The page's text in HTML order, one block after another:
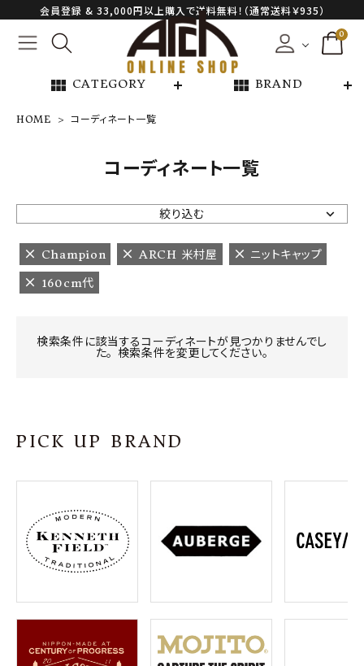
会員登録 & 33,000円以上購入で送料無料！（通常送料￥935）
0
view_module CATEGORY view_module BRAND
NEW ARRIVAL
ARCH EXCLUSIVE
BRAND
CATEGORY
プライバシーポリシー
特定商取引法について
お問い合わせ
OFFICIAL WEB SITE
HOME コーディネート一覧
コーディネート一覧
絞り込む
Champion ARCH 米村屋
ニットキャップ
160cm代
検索条件に該当するコーディネートが見つかりませんでし
た。 検索条件を変更してください。
PICK UP BRAND